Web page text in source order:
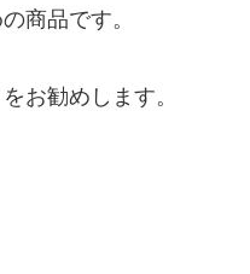
商品です。
お勧めします。